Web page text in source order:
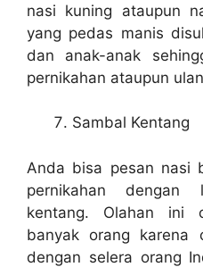
nasi kuning ataupun
yang pedas manis
dan anak-anak
pernikahan ataupun
Sambal Kentang
Anda bisa pesan nasi
pernikahan dengan
kentang. Olahan ini
banyak orang karena
dengan selera orang